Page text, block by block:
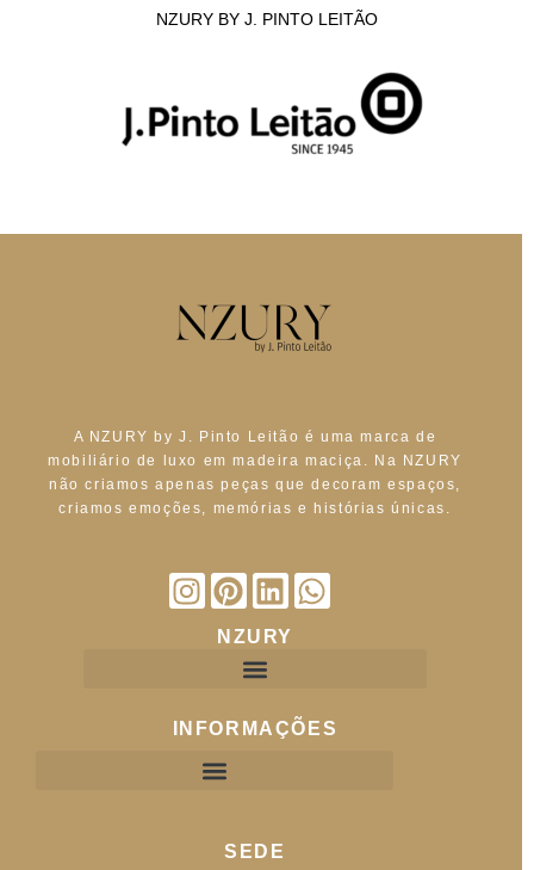
NZURY BY J. PINTO LEITÃO
A NZURY by J. Pinto Leitão é uma marca de
mobiliário de luxo em madeira maciça. Na NZURY
não criamos apenas peças que decoram espaços,
criamos emoções, memórias e histórias únicas.
NZURY
INFORMAÇÕES
SEDE